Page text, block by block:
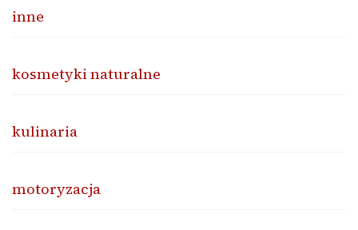
inne
kosmetyki naturalne
kulinaria
motoryzacja